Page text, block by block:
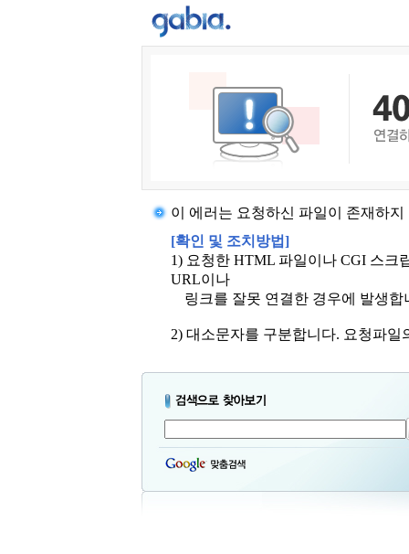
이 에러는 요청하신 파일이 존재하
[확인 및 조치방법]
1) 요청한 HTML 파일이나 CGI 스크
URL이나
링크를 잘못 연결한 경우에 발생합
2) 대소문자를 구분합니다. 요청파